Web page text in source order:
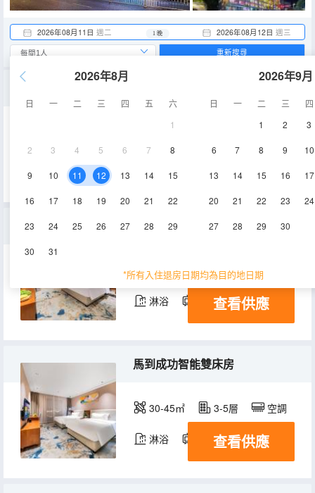
2026年08月11日 週二 2026年08月12日 週三
1 晚
2026年8月
日 一 二 三 四 五
六
1
2 3 4 5 6 7 8
9 10 11 12 13 14 15
16 17 18 19 20 21 22
23 24 25 26 27 28 29
30 31
2026年9月
日 一 二 三
四
1
2 3
6 7 8 9 10
13 14 15 16 17
20 21 22 23 24
27 28 29 30
*所有入住退房日期均為目的地日期
重新搜尋
40-55㎡ 空調
落地窗江景智能大床房
40-55㎡ 3-5層
淋浴 電視機
查看供應
馬到成功智能雙床房
30-45㎡ 3-5層 空調
淋浴 電視機
查看供應